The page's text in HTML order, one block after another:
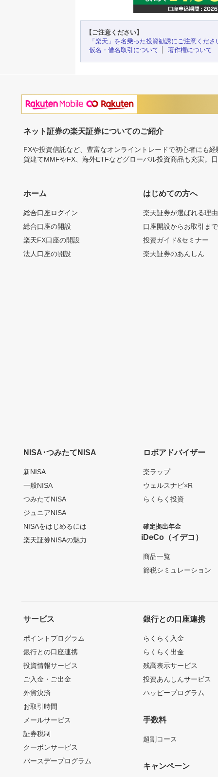
【ご注意ください】
「楽天」を名乗った投資勧誘にご注意くださ
仮名・借名取引について
著作権について
ネット証券の楽天証券についてのご紹介
FXや投資信託など、豊富なオンライントレードで初心者にも
貨建てMMFやFX、海外ETFなどグローバル投資商品も充実。
ホーム
総合口座ログイン
総合口座の開設
楽天FX口座の開設
法人口座の開設
はじめての方へ
楽天証券が選ばれる理由
口座開設からお取引ま
投資ガイド&セミナー
楽天証券のあんしん
NISA･つみたてNISA
新NISA
一般NISA
つみたてNISA
ジュニアNISA
NISAをはじめるには
楽天証券NISAの魅力
ロボアドバイザー
楽ラップ
ウェルスナビ×R
らくらく投資
確定拠出年金
iDeCo（イデコ）
商品一覧
節税シミュレーション
サービス
ポイントプログラム
銀行との口座連携
投資情報サービス
ご入金・ご出金
外貨決済
お取引時間
メールサービス
証券税制
クーポンサービス
バースデープログラム
銀行との口座連携
らくらく入金
らくらく出金
残高表示サービス
投資あんしんサービス
ハッピープログラム
手数料
超割コース
キャンペーン